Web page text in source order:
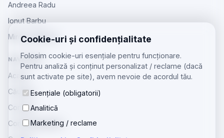
Cookie-uri și confidențialitate
Folosim cookie-uri esențiale pentru funcționare.
Pentru analiză și conținut personalizat / reclame (dacă
sunt activate pe site), avem nevoie de acordul tău.
Esențiale (obligatorii)
Analitică
Marketing / reclame
Andreea Radu
Ionut Barbu
Mircea Aiftincăi
NAVIGARE
Acasă
Căutare
Contact
Confidențialitate